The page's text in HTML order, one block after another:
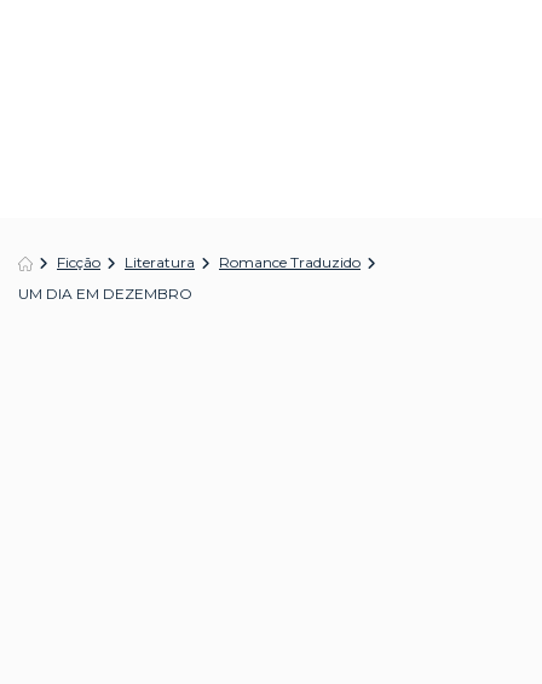
Ficção Literatura
Romance Traduzido
UM DIA EM DEZEMBRO